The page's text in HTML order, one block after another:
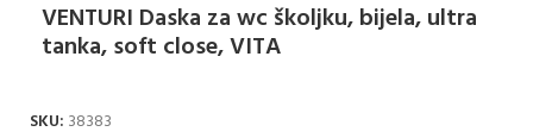
VENTURI Daska za wc školjku, bijela, ultra
tanka, soft close, VITA
SKU: 38383